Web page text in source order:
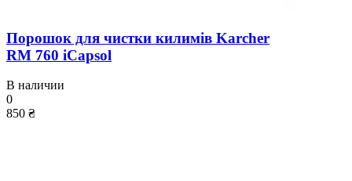
Порошок для чистки килимів Karcher
RM 760 iCapsol
В наличии
0
850 ₴